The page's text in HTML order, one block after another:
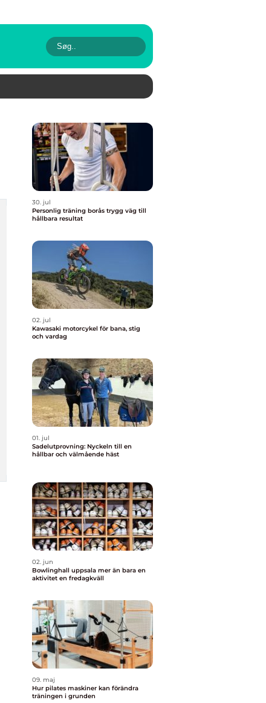
30. jul
Personlig träning borås trygg väg till
hållbara resultat
02. jul
Kawasaki motorcykel för bana, stig
och vardag
01. jul
Sadelutprovning: Nyckeln till en
hållbar och välmående häst
02. jun
Bowlinghall uppsala mer än bara en
aktivitet en fredagkväll
09. maj
Hur pilates maskiner kan förändra
träningen i grunden